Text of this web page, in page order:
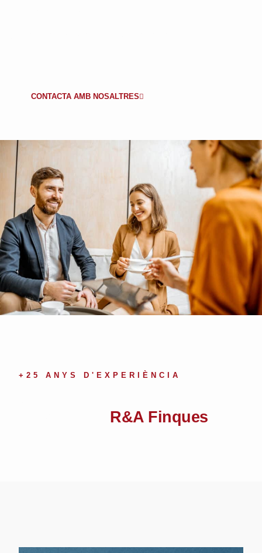
CONTACTA AMB NOSALTRES
+25 ANYS D'EXPERIÈNCIA
R&A Finques